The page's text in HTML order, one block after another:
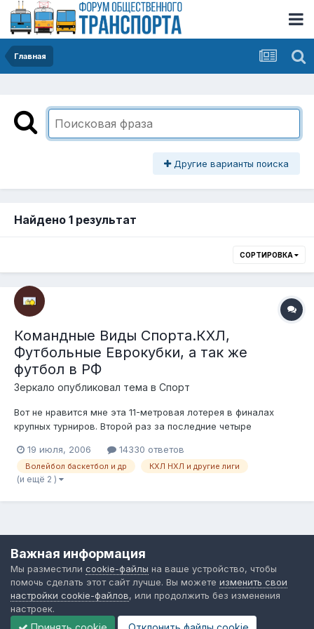
Главная
Другие варианты поиска
Найдено 1 результат
СОРТИРОВКА
Командные Виды Спорта.КХЛ,
Футбольные Еврокубки, а так же
футбол в РФ
Зеркало опубликовал тема в Спорт
Вот не нравится мне эта 11-метровая лотерея в финалах
крупных турниров. Второй раз за последние четыре
этому шло, если бы судья на последних минутах пенальти не
придумал в ворота аргентинцев. Мое мнение - вернуться к
позабытому (после 197...
19 июля, 2006 14330 ответов
Волейбол баскетбол и др КХЛ НХЛ и другие лиги
(и ещё 2 )
Форум общественного транспорта
Powered by Invision Community
Важная информация
Мы разместили cookie-файлы на ваше устройство, чтобы
помочь сделать этот сайт лучше. Вы можете изменить свои
настройки cookie-файлов, или продолжить без изменения
настроек.